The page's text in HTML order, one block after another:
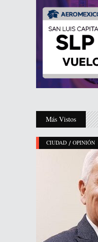
Más Vistos
CIUDAD / OPINIÓN